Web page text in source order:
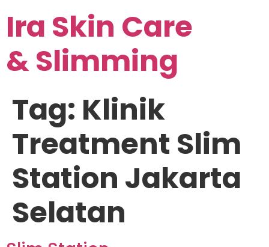
Ira Skin Care
& Slimming
Tag: Klinik
Treatment Slim
Station Jakarta
Selatan